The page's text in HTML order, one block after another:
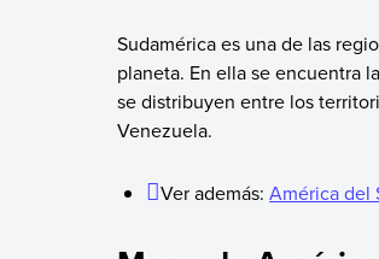
Sudamérica es una de las
planeta. En ella se encuentra la
se distribuyen entre los
Venezuela.
Ver además:América del